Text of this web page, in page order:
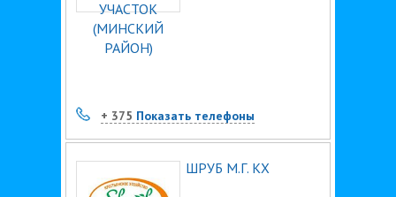
+ 375 Показать телефоны
ШРУБ М.Г. КХ